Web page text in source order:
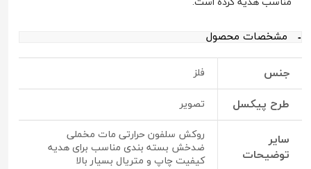
مشخصات محصول
جنس فلز
طرح پیکسل تصویر
سایر
توضیحات
روکش سلفون حرارتی مات مخملی
ضدخش بسته بندی مناسب برای هدیه
کیفیت چاپ و متریال بسیار بالا